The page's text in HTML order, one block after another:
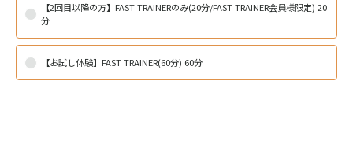
【2回目以降の方】FAST TRAINERのみ(20分/FAST TRAINER会員様限定) 20
分
【お試し体験】FAST TRAINER(60分) 60分